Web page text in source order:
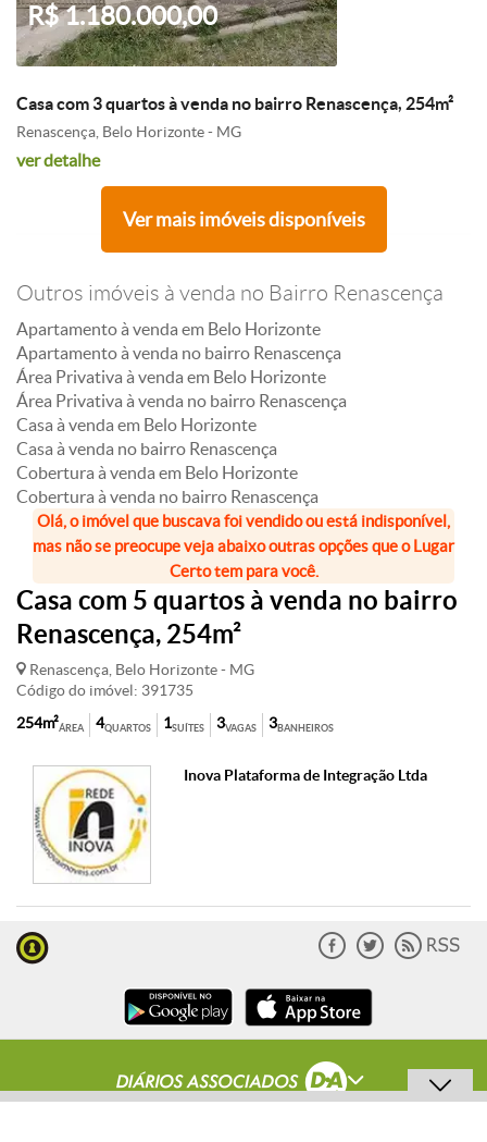
R$ 1.180.000,00
Casa com 3 quartos à venda no bairro Renascença, 254m²
Renascença, Belo Horizonte - MG
ver detalhe
Ver mais imóveis disponíveis
Outros imóveis à venda no Bairro Renascença
Apartamento à venda em Belo Horizonte
Apartamento à venda no bairro Renascença
Área Privativa à venda em Belo Horizonte
Área Privativa à venda no bairro Renascença
Casa à venda em Belo Horizonte
Casa à venda no bairro Renascença
Cobertura à venda em Belo Horizonte
Cobertura à venda no bairro Renascença
Olá, o imóvel que buscava foi vendido ou está indisponível,
mas não se preocupe veja abaixo outras opções que o Lugar
Certo tem para você.
Casa com 5 quartos à venda no bairro
Renascença, 254m²
Renascença, Belo Horizonte - MG
Código do imóvel: 391735
ÁREA
254m² QUARTOS
4 SUÍTES
1 VAGAS
3 BANHEIROS
3
Inova Plataforma de Integração Ltda